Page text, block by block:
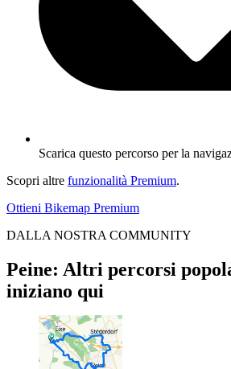
Scarica questo percorso per la
Scopri altre funzionalità Premium.
Ottieni Bikemap Premium
DALLA NOSTRA COMMUNITY
Peine: Altri percorsi
iniziano qui